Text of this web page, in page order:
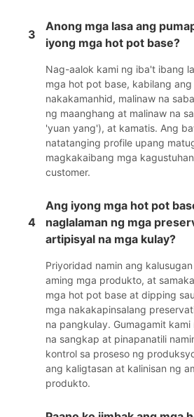
3
Anong mga lasa ang
iyong mga hot pot base?
Nag-aalok kami ng iba't ibang
mga hot pot base, kabilang
nakakamanhid, malinaw na
ng maanghang at malinaw na
'yuan yang'), at kamatis. Ang
natatanging profile upang
magkakaibang mga
customer.
4
Ang iyong mga hot pot
naglalaman ng mga
artipisyal na mga kulay?
Priyoridad namin ang
aming mga produkto, at
mga hot pot base at dipping
mga nakakapinsalang
na pangkulay. Gumagamit
na sangkap at pinapanatili
kontrol sa proseso ng
ang kaligtasan at kalinisan ng
produkto.